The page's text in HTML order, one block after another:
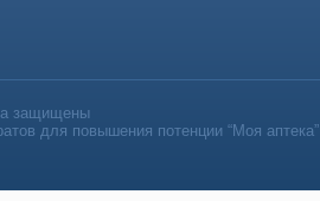
защищены
для повышения потенции “Моя